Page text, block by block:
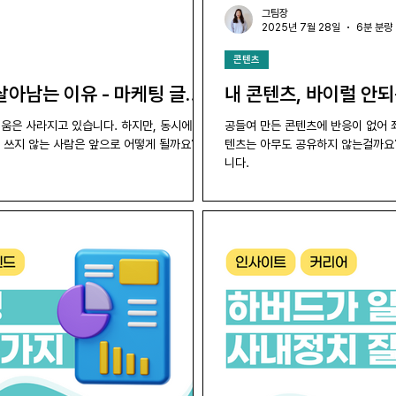
남는 이유 - 마케팅 글쓰
은 사라지고 있습니다. 하지만, 동시에 '생
지 않는 사람은 앞으로 어떻게 될까요?
내 콘텐츠, 바이럴 안
공들여 만든 콘텐츠에 반응이 없어
텐츠는 아무도 공유하지 않는걸까
니다.
콘텐츠
그팀장
2025년 7월 28일
6분 분량